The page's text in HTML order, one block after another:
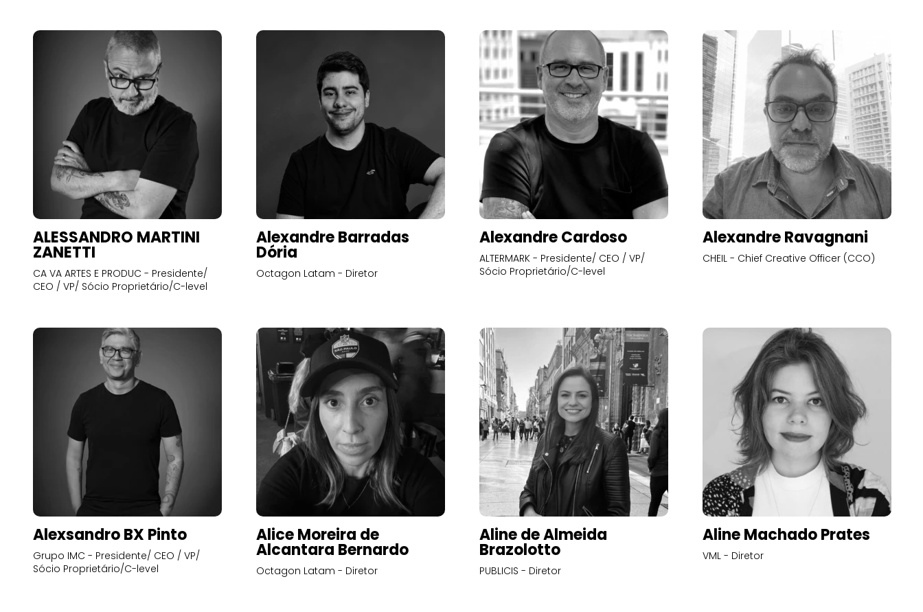
ALESSANDRO MARTINI
ZANETTI
CA VA ARTES E PRODUC - Presidente/
CEO / VP/ Sócio Proprietário/C-level
Alexandre Barradas
Dória
Octagon Latam - Diretor
Alexandre Cardoso
ALTERMARK - Presidente/ CEO / VP/
Sócio Proprietário/C-level
Alexandre Ravagnani
CHEIL - Chief Creative Officer (CCO)
Alexsandro BX Pinto
Grupo IMC - Presidente/ CEO / VP/
Sócio Proprietário/C-level
Alice Moreira de
Alcantara Bernardo
Octagon Latam - Diretor
Aline de Almeida
Brazolotto
PUBLICIS - Diretor
Aline Machado Prates
VML - Diretor